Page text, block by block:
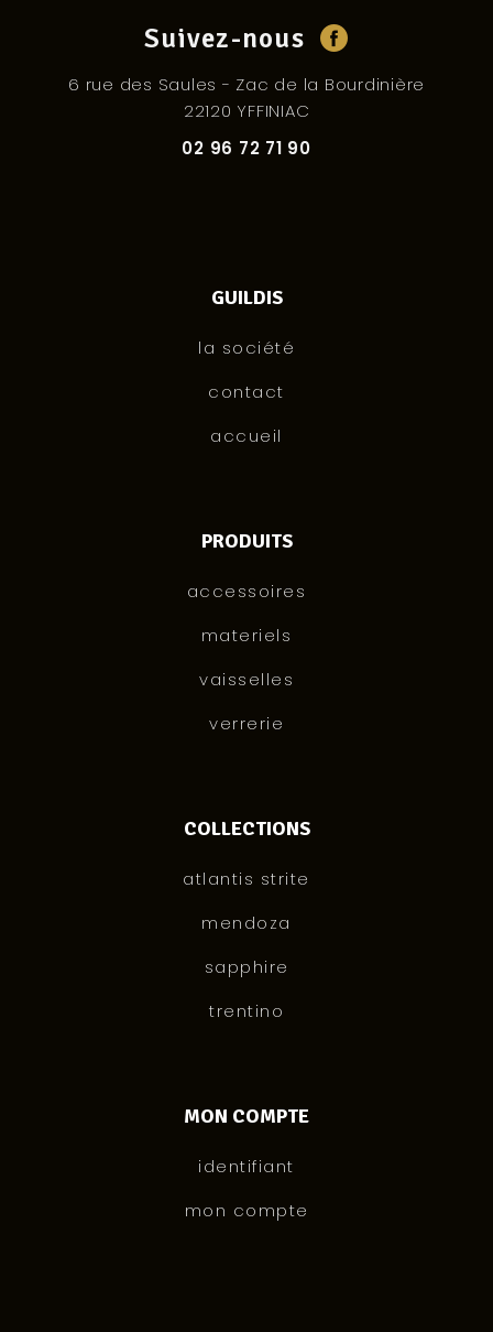
Suivez-nous
6 rue des Saules - Zac de la Bourdinière
22120 YFFINIAC
02 96 72 71 90
PRODUITS
accessoires
materiels
vaisselles
verrerie
GUILDIS
la société
contact
accueil
COLLECTIONS
atlantis strite
mendoza
sapphire
trentino
MON COMPTE
identifiant
mon compte